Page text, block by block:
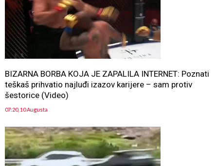
BIZARNA BORBA KOJA JE ZAPALILA INTERNET: Poznati
teškaš prihvatio najluđi izazov karijere – sam protiv
šestorice (Video)
07:20, 10 Augusta